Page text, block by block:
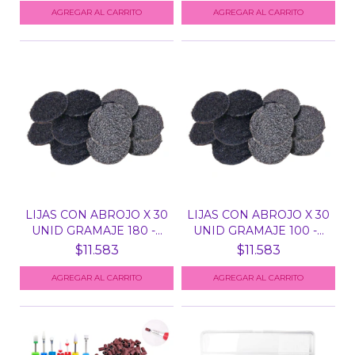
LIJAS CON ABROJO X 30
UNID GRAMAJE 180 -...
$11.583
LIJAS CON ABROJO X 30
UNID GRAMAJE 100 -...
$11.583